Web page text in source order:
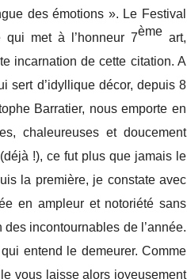
des émotions ». Le Festival
met à l’honneur 7ème art,
incarnation de cette citation. A
sert d’idyllique décor, depuis 8
Barratier, nous emporte en
chaleureuses et doucement
!), ce fut plus que jamais le
la première, je constate avec
en ampleur et notoriété sans
incontournables de l’année.
entend le demeurer. Comme
vous laisse alors joyeusement